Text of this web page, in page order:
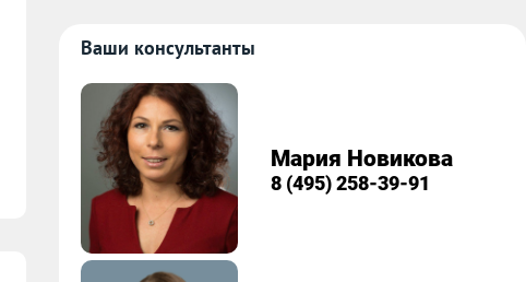
Ваши консультанты
Мария Новикова
8 (495) 258-39-91